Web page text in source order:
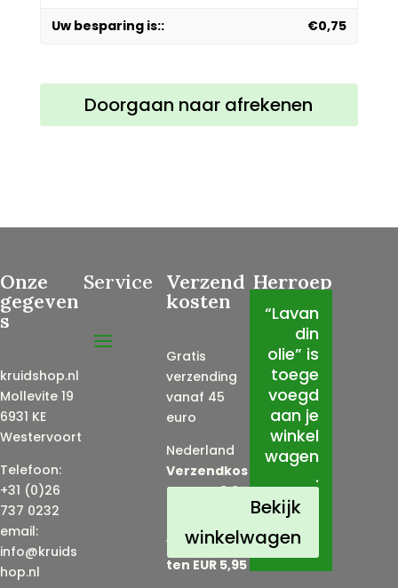
€0,75
Doorgaan naar afrekenen
Onze
gegeven
s
kruidshop.nl
Mollevite 19
6931 KE
Westervoort
Telefoon:
+31 (0)26
737 0232
email:
info@kruids
hop.nl
Service Verzend
kosten
Gratis
verzending
vanaf 45
euro
Nederland
Verzendkos
ten EUR 3,95
Verzendkos
ten EUR 5,95
Herroep
“Lavan
din
olie” is
toege
voegd
aan je
winkel
wagen
.
Bekijk
winkelwagen